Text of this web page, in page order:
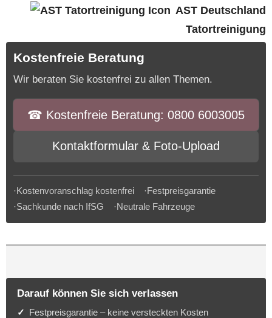
AST Deutschland
Tatortreinigung
Kostenfreie Beratung
Wir beraten Sie kostenfrei zu allen Themen.
☎︎ Kostenfreie Beratung: 0800 6003005
Kontaktformular & Foto-Upload
·Kostenvoranschlag kostenfrei ·Festpreisgarantie
·Sachkunde nach IfSG ·Neutrale Fahrzeuge
Darauf können Sie sich verlassen
Festpreisgarantie – keine versteckten Kosten